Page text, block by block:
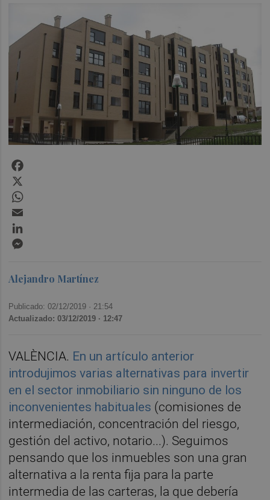
Alejandro Martínez
Publicado: 02/12/2019 · 21:54
Actualizado: 03/12/2019 · 12:47
VALÈNCIA. En un artículo anterior
introdujimos varias alternativas para invertir
en el sector inmobiliario sin ninguno de los
inconvenientes habituales (comisiones de
intermediación, concentración del riesgo,
gestión del activo, notario...). Seguimos
pensando que los inmuebles son una gran
alternativa a la renta fija para la parte
intermedia de las carteras, la que debería